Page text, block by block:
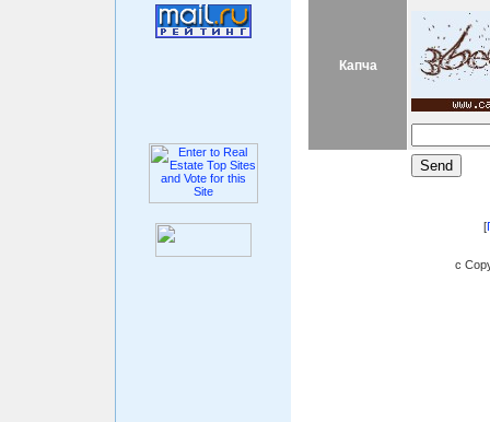
Капча
[
c